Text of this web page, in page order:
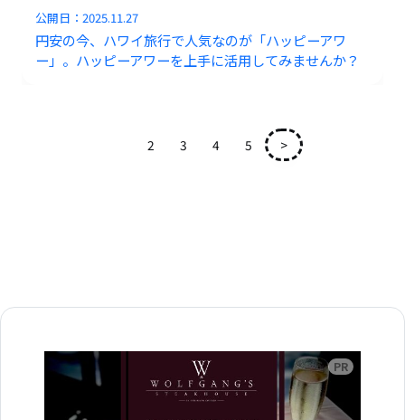
公開日：2025.11.27
円安の今、ハワイ旅行で人気なのが「ハッピーアワ
ー」。ハッピーアワーを上手に活用してみませんか？
2 3 4 5 >
広告